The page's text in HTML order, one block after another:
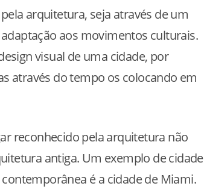
arquitetura, seja através de um
aos movimentos culturais.
visual de uma cidade, por
através do tempo os colocando em
reconhecido pela arquitetura não
antiga. Um exemplo de cidade
é a cidade de Miami.